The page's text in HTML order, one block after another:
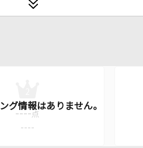
---- 点
----